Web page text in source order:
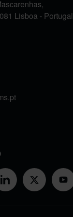
Lisboa - Portugal